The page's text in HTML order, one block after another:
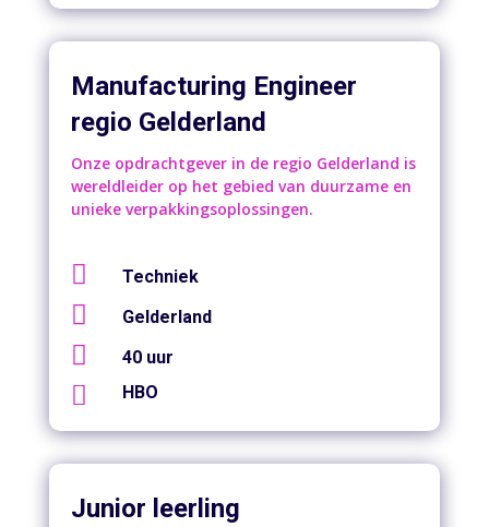
Manufacturing Engineer
regio Gelderland
Onze opdrachtgever in de regio Gelderland is
wereldleider op het gebied van duurzame en
unieke verpakkingsoplossingen.
 Techniek
 Gelderland
 40 uur
 HBO
Junior leerling